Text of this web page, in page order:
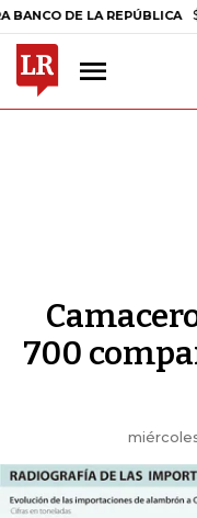
LA REPÚBLICA $
700